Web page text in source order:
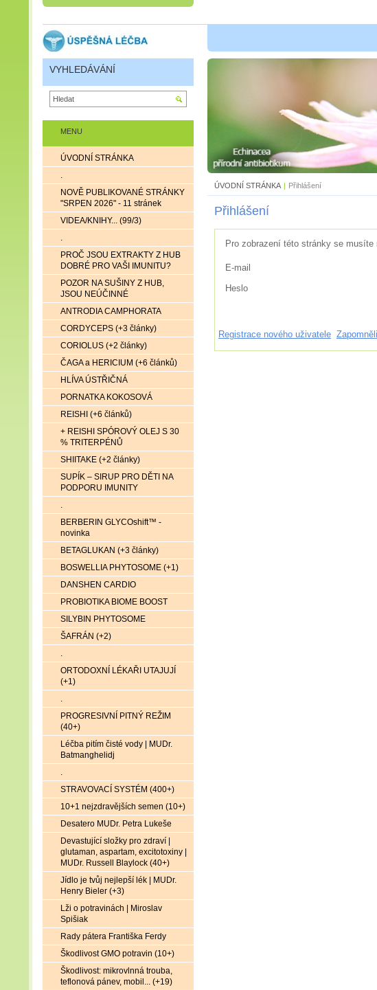
ÚVODNÍ STRÁNKA | Přihlášení
Přihlášení
Pro zobrazení této stránky se musíte
E-mail
Heslo
Registrace nového uživatele
MENU
ÚVODNÍ STRÁNKA
.
NOVĚ PUBLIKOVANÉ STRÁNKY
"SRPEN 2026" - 11 stránek
VIDEA/KNIHY... (99/3)
.
PROČ JSOU EXTRAKTY Z HUB
DOBRÉ PRO VAŠI IMUNITU?
POZOR NA SUŠINY Z HUB,
JSOU NEÚČINNÉ
ANTRODIA CAMPHORATA
CORDYCEPS (+3 články)
CORIOLUS (+2 články)
ČAGA a HERICIUM (+6 článků)
HLÍVA ÚSTŘIČNÁ
PORNATKA KOKOSOVÁ
REISHI (+6 článků)
+ REISHI SPÓROVÝ OLEJ S 30
% TRITERPÉNŮ
SHIITAKE (+2 články)
SUPÍK – SIRUP PRO DĚTI NA
PODPORU IMUNITY
.
BERBERIN GLYCOshift™ -
novinka
BETAGLUKAN (+3 články)
BOSWELLIA PHYTOSOME (+1)
DANSHEN CARDIO
PROBIOTIKA BIOME BOOST
SILYBIN PHYTOSOME
ŠAFRÁN (+2)
.
ORTODOXNÍ LÉKAŘI UTAJUJÍ
(+1)
.
PROGRESIVNÍ PITNÝ REŽIM
(40+)
Léčba pitím čisté vody | MUDr.
Batmanghelidj
.
STRAVOVACÍ SYSTÉM (400+)
10+1 nejzdravějších semen (10+)
Desatero MUDr. Petra Lukeše
Devastující složky pro zdraví |
glutaman, aspartam, excitotoxiny |
MUDr. Russell Blaylock (40+)
Jídlo je tvůj nejlepší lék | MUDr.
Henry Bieler (+3)
Lži o potravinách | Miroslav
Spišiak
Rady pátera Františka Ferdy
Škodlivost GMO potravin (10+)
Škodlivost: mikrovlnná trouba,
teflonová pánev, mobil... (+19)
VYHLEDÁVÁNÍ